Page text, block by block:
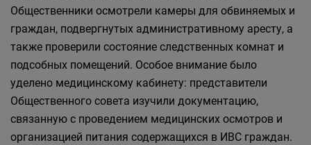
Общественники осмотрели камеры для обвиняемых и
граждан, подвергнутых административному аресту, а
также проверили состояние следственных комнат и
подсобных помещений. Особое внимание было
уделено медицинскому кабинету: представители
Общественного совета изучили документацию,
связанную с проведением медицинских осмотров и
организацией питания содержащихся в ИВС граждан.